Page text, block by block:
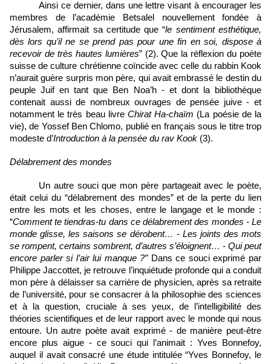
Ainsi ce dernier, dans une lettre visant à encourager les
membres de l’académie Betsalel nouvellement fondée à
Jérusalem, affirmait sa certitude que “le sentiment esthétique,
dès lors qu’il ne se prend pas pour une fin en soi, dispose à
recevoir de très hautes lumières” (2). Que la réflexion du poète
suisse de culture chrétienne coïncide avec celle du rabbin Kook
n’aurait guère surpris mon père, qui avait embrassé le destin du
peuple Juif en tant que Ben Noa’h - et dont la bibliothèque
contenait aussi de nombreux ouvrages de pensée juive - et
notamment le très beau livre Chirat Ha-chaïm (La poésie de la
vie), de Yossef Ben Chlomo, publié en français sous le titre trop
modeste d’Introduction à la pensée du rav Kook (3).
Délabrement des mondes
Un autre souci que mon père partageait avec le poète,
était celui du “délabrement des mondes” et de la perte du lien
entre les mots et les choses, entre le langage et le monde :
“Comment te tiendras-tu dans ce délabrement des mondes - Le
monde glisse, les saisons se dérobent… - Les joints des mots
se rompent, certains sombrent, d’autres s’éloignent… - Qui peut
encore parler si l’air lui manque ?” Dans ce souci exprimé par
Philippe Jaccottet, je retrouve l’inquiétude profonde qui a conduit
mon père à délaisser sa carrière de physicien, après sa retraite
de l’université, pour se consacrer à la philosophie des sciences
et à la question, cruciale à ses yeux, de l’intelligibilité des
théories scientifiques et de leur rapport avec le monde qui nous
entoure. Un autre poète avait exprimé - de manière peut-être
encore plus aigue - ce souci qui l’animait : Yves Bonnefoy,
auquel il avait consacré une étude intitulée “Yves Bonnefoy, le